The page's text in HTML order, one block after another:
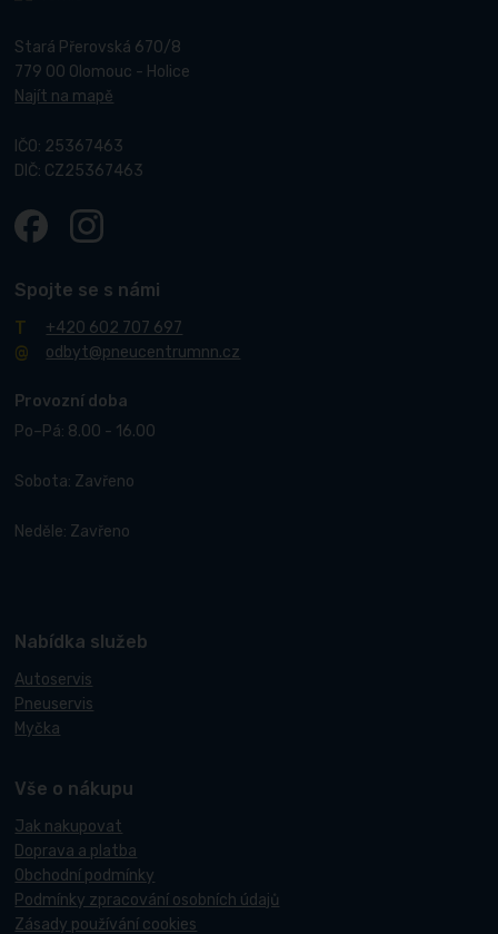
Stará Přerovská 670/8
779 00 Olomouc - Holice
Najít na mapě
IČO: 25367463
DIČ: CZ25367463
Spojte se s námi
+420 602 707 697
odbyt@pneucentrumnn.cz
Provozní doba
Po–Pá: 8.00 - 16.00
Sobota: Zavřeno
Neděle: Zavřeno
Nabídka služeb
Autoservis
Pneuservis
Myčka
Vše o nákupu
Jak nakupovat
Doprava a platba
Obchodní podmínky
Podmínky zpracování osobních údajů
Zásady používání cookies